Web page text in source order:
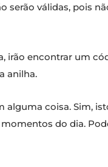
serão válidas, pois
irão encontrar um
anilha.
alguma coisa. Sim,
do dia.